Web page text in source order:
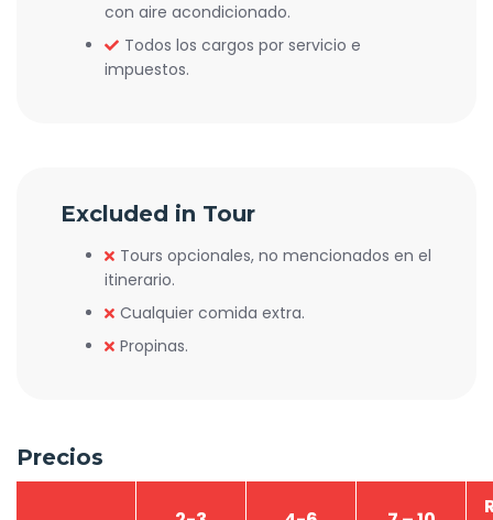
con aire acondicionado.
Todos los cargos por servicio e
impuestos.
Excluded in Tour
Tours opcionales, no mencionados en el
itinerario.
Cualquier comida extra.
Propinas.
Precios